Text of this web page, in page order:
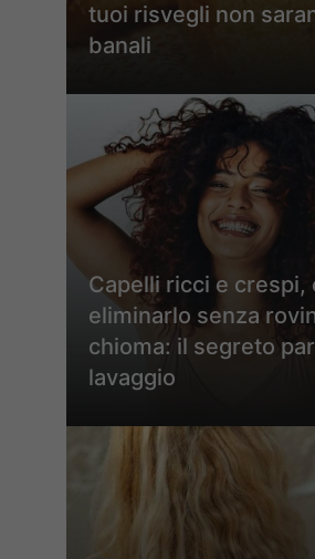
tuoi risvegli non
banali
Capelli ricci e crespi,
eliminarlo senza
chioma: il segreto
lavaggio